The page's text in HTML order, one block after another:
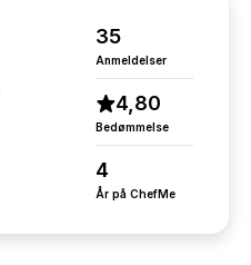
35
Anmeldelser
4,80
Bedømmelse
4
År på ChefMe